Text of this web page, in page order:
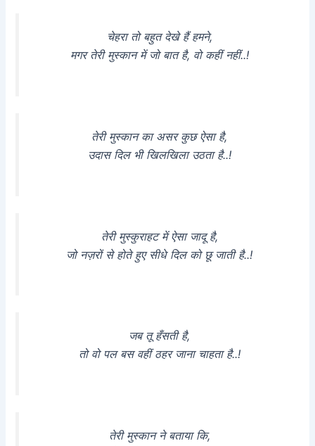
चेहरा तो बहुत देखे हैं हमने,
मगर तेरी मुस्कान में जो बात है, वो कहीं नहीं..!
तेरी मुस्कान का असर कुछ ऐसा है,
उदास दिल भी खिलखिला उठता है..!
तेरी मुस्कुराहट में ऐसा जादू है,
जो नज़रों से होते हुए सीधे दिल को छू जाती है..!
जब तू हँसती है,
तो वो पल बस वहीं ठहर जाना चाहता है..!
तेरी मुस्कान ने बताया कि,